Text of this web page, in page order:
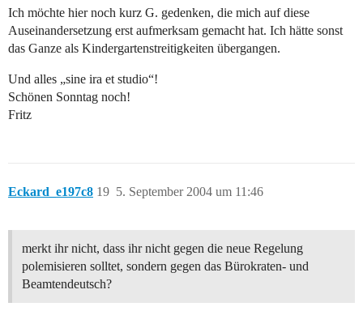
Ich möchte hier noch kurz G. gedenken, die mich auf diese
Auseinandersetzung erst aufmerksam gemacht hat. Ich hätte sonst
das Ganze als Kindergartenstreitigkeiten übergangen.
Und alles „sine ira et studio“!
Schönen Sonntag noch!
Fritz
Eckard_e197c8 5. September 2004 um 11:46
19
merkt ihr nicht, dass ihr nicht gegen die neue Regelung
polemisieren solltet, sondern gegen das Bürokraten- und
Beamtendeutsch?